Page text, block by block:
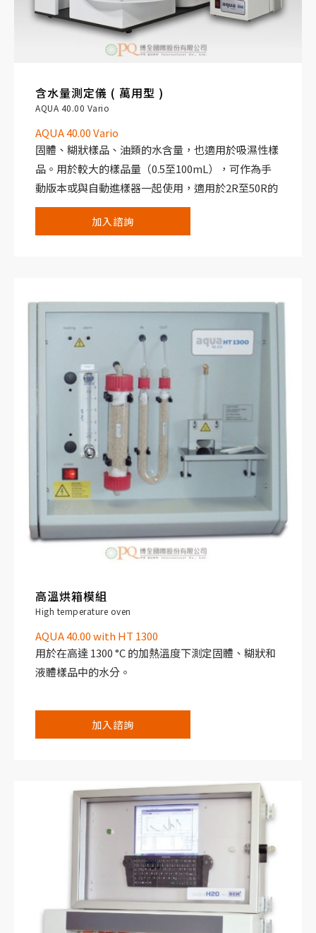
含水量測定儀 ( 萬用型 )
AQUA 40.00 Vario
AQUA 40.00 Vario
固體、糊狀樣品、油類的水含量，也適用於吸濕性樣
品。用於較大的樣品量（0.5至100mL），可作為手
動版本或與自動進樣器一起使用，適用於2R至50R的
小瓶（加熱溫度高達300℃）
加入諮詢
高溫烘箱模組
High temperature oven
AQUA 40.00 with HT 1300
用於在高達 1300 °C 的加熱溫度下測定固體、糊狀和
液體樣品中的水分。
加入諮詢